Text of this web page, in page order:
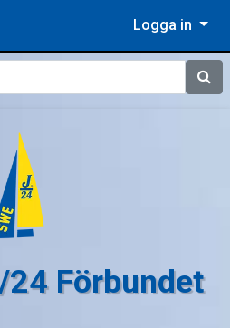
Logga in
Sök
Förbundet